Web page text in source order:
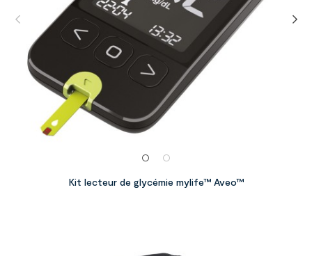
Kit lecteur de glycémie mylife™ Aveo™